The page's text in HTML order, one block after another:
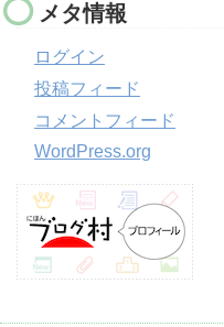
メタ情報
ログイン
投稿フィード
コメントフィード
WordPress.org